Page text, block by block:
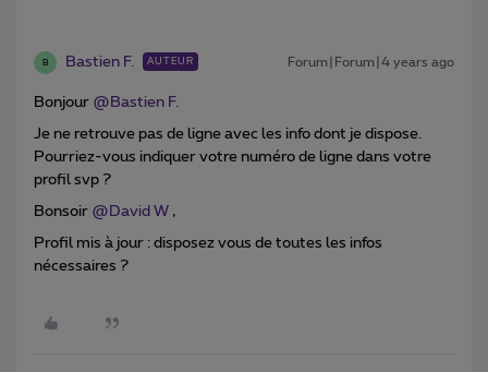
B Bastien F. AUTEUR Forum|Forum|4 years ago
Bonjour @Bastien F.
Je ne retrouve pas de ligne avec les info dont je dispose.
Pourriez-vous indiquer votre numéro de ligne dans votre
profil svp ?
Bonsoir @David W ,
Profil mis à jour : disposez vous de toutes les infos
nécessaires ?